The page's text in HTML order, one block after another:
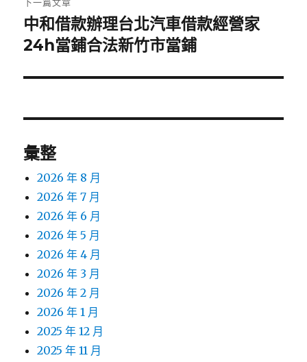
下
一
文
中和借款辦理台北汽車借款經營家
24h當鋪合法新竹市當鋪
彙整
2026 年 8 月
2026 年 7 月
2026 年 6 月
2026 年 5 月
2026 年 4 月
2026 年 3 月
2026 年 2 月
2026 年 1 月
2025 年 12 月
2025 年 11 月